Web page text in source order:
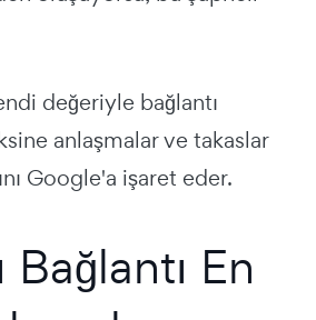
değeriyle bağlantı
anlaşmalar ve takaslar
Google'a işaret eder.
Bağlantı En